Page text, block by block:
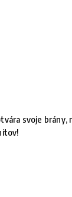
svoje brány,